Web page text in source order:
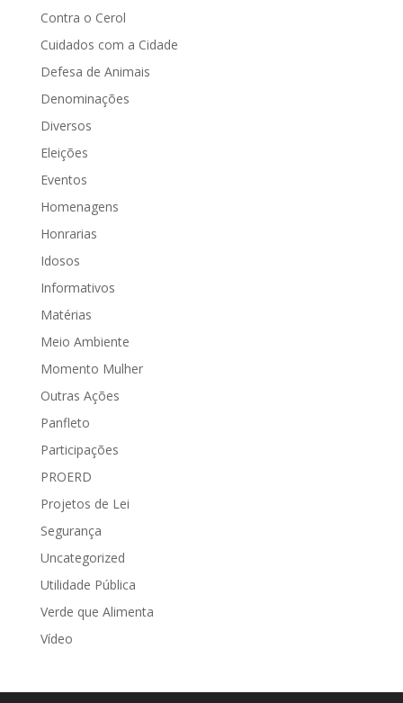
Contra o Cerol
Cuidados com a Cidade
Defesa de Animais
Denominações
Diversos
Eleições
Eventos
Homenagens
Honrarias
Idosos
Informativos
Matérias
Meio Ambiente
Momento Mulher
Outras Ações
Panfleto
Participações
PROERD
Projetos de Lei
Segurança
Uncategorized
Utilidade Pública
Verde que Alimenta
Vídeo